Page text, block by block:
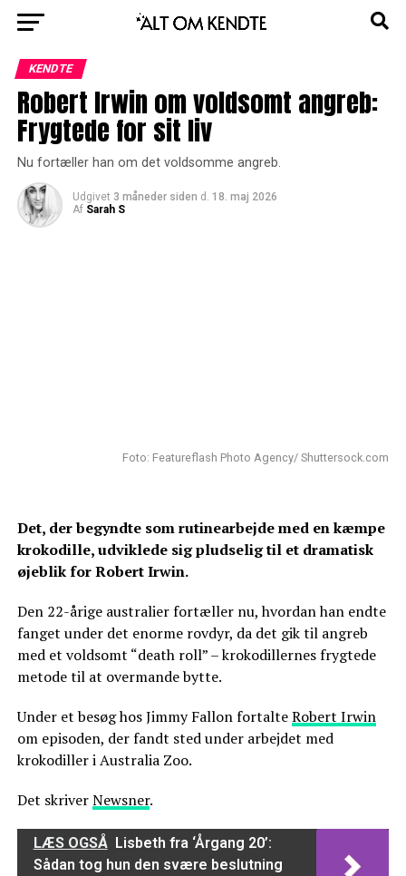
KENDTE
Robert Irwin om voldsomt angreb:
Frygtede for sit liv
Nu fortæller han om det voldsomme angreb.
Udgivet 3 måneder siden d. 18. maj 2026
Af Sarah S
Foto: Featureflash Photo Agency/ Shuttersock.com
Det, der begyndte som rutinearbejde med en kæmpe
krokodille, udviklede sig pludselig til et dramatisk
øjeblik for Robert Irwin.
Den 22-årige australier fortæller nu, hvordan han endte
fanget under det enorme rovdyr, da det gik til angreb
med et voldsomt “death roll” – krokodillernes frygtede
metode til at overmande bytte.
Under et besøg hos Jimmy Fallon fortalteRobert Irwin
om episoden, der fandt sted under arbejdet med
krokodiller i Australia Zoo.
Det skriverNewsner.
LÆS OGSÅ Lisbeth fra ‘Årgang 20’:
Sådan tog hun den svære beslutning